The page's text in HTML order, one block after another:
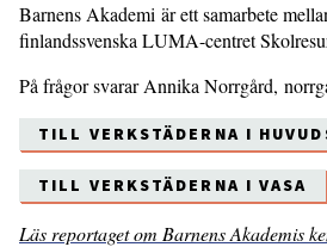
Barnens Akademi är ett samarbete
finlandssvenska LUMA-centret
På frågor svarar Annika Norrgård,
TILL VERKSTÄDERNA I
TILL VERKSTÄDERNA I VASA
Läs reportaget om Barnens Akademis